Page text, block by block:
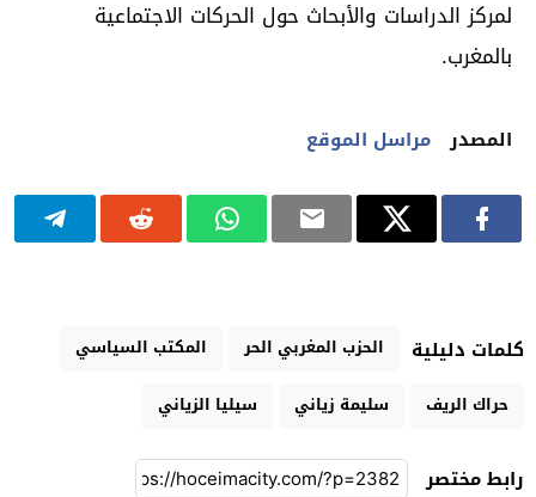
لمركز الدراسات والأبحاث حول الحركات الاجتماعية
بالمغرب.
المصدر مراسل الموقع
كلمات دليلية الحزب المغربي الحر
المكتب السياسي
حراك الريف
سليمة زياني سيليا الزياني
رابط مختصر